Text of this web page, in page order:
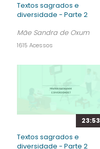
Textos sagrados e
diversidade - Parte 2
Mãe Sandra de Oxum
1615 Acessos
23:53
Textos sagrados e
diversidade - Parte 2